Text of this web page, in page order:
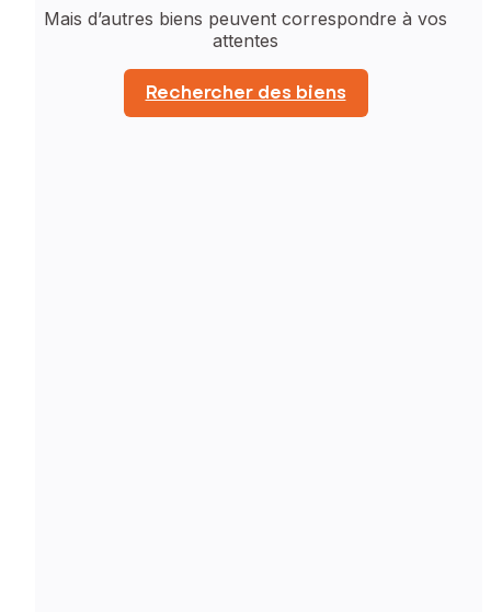
Mais d’autres biens peuvent correspondre à vos
attentes
Rechercher des biens